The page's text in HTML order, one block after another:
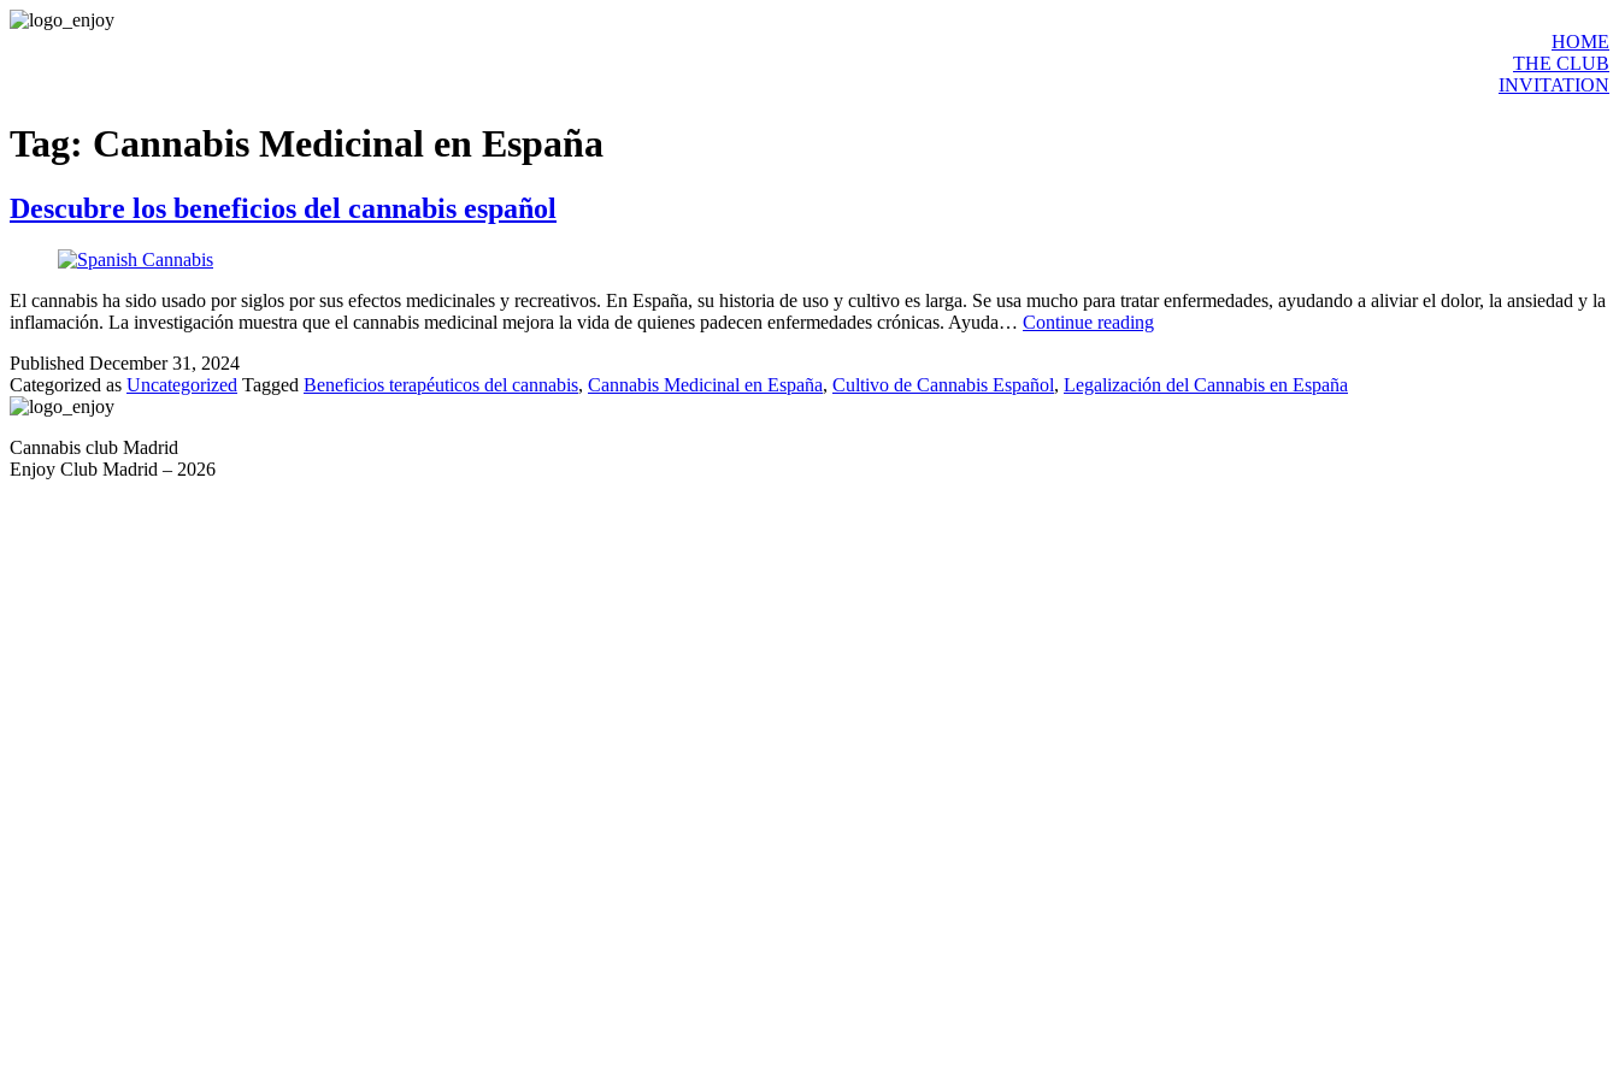
HOME
THE CLUB
INVITATION
Tag: Cannabis Medicinal en España
Descubre los beneficios del cannabis español
El cannabis ha sido usado por siglos por sus efectos medicinales y recreativos. En España, su historia de uso y cultivo es larga. Se usa mucho para tratar enfermedades, ayudando a aliviar el dolor, la ansiedad y la
inflamación. La investigación muestra que el cannabis medicinal mejora la vida de quienes padecen enfermedades crónicas. Ayuda… Continue readingDescubre
del
Published December 31, 2024
Categorized as Uncategorized Tagged Beneficios terapéuticos del cannabis, Cannabis Medicinal en España, Cultivo de Cannabis Español, Legalización del Cannabis en España
Cannabis club Madrid
Enjoy Club Madrid – 2026